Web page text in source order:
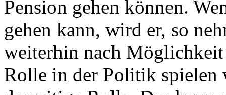
Pension gehen können.
gehen kann, wird er, so
weiterhin nach
Rolle in der Politik spielen